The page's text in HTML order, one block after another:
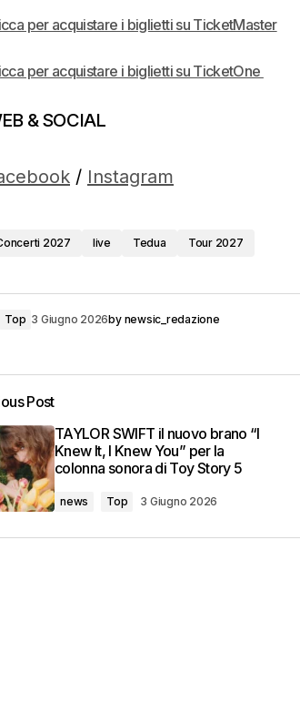
per acquistare i biglietti su TicketMaster
per acquistare i biglietti su TicketOne
& SOCIAL
/ Instagram
2027 live Tedua Tour 2027
Top 3 Giugno 2026by newsic_redazione
Post
TAYLOR SWIFT il nuovo brano “I
Knew It, I Knew You” per la
colonna sonora di Toy Story 5
news Top 3 Giugno 2026